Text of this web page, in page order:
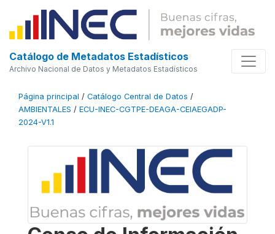
Catálogo de Metadatos Estadísticos
Archivo Nacional de Datos y Metadatos Estadísticos
Página principal / Catálogo Central de Datos /
AMBIENTALES / ECU-INEC-CGTPE-DEAGA-CEIAEGADP-
2024-V1.1